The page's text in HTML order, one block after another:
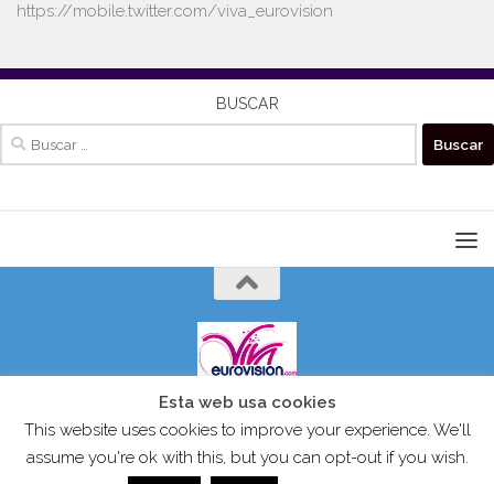
https://mobile.twitter.com/viva_eurovision
BUSCAR
VIVAEUROVISION© 2024 Todos los derechos reservados.
Esta web usa cookies
This website uses cookies to improve your experience. We'll
assume you're ok with this, but you can opt-out if you wish.